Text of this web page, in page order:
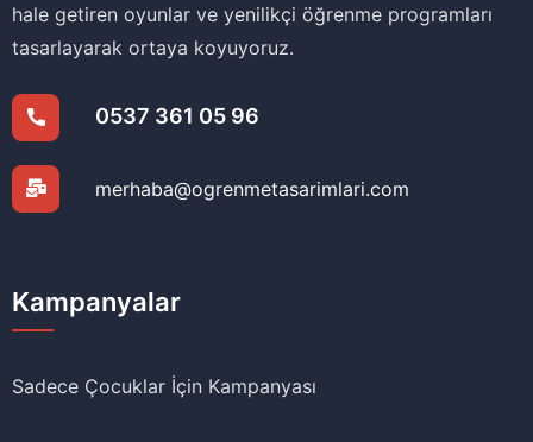
hale getiren oyunlar ve yenilikçi öğrenme programları
tasarlayarak ortaya koyuyoruz.
0537 361 05 96
merhaba@ogrenmetasarimlari.com
Kampanyalar
Sadece Çocuklar İçin Kampanyası